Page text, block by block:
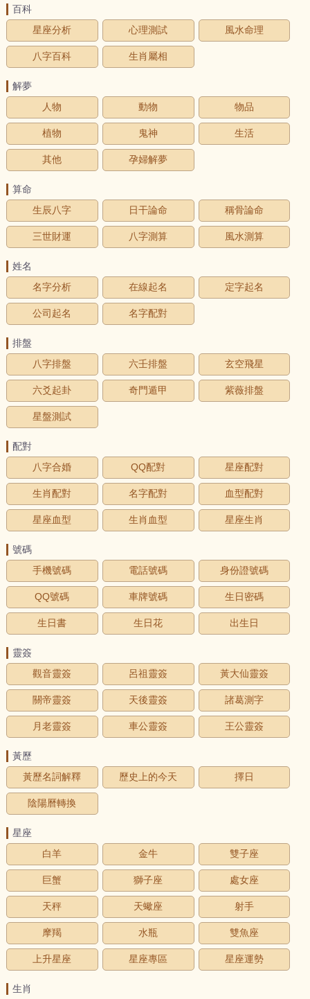
百科
星座分析
心理測試 風水命理
八字百科 生肖屬相
解夢
人物
動物 物品
植物 鬼神 生活
其他 孕婦解夢
算命
生辰八字
日干論命 稱骨論命
三世財運 八字測算 風水測算
姓名
名字分析
在線起名 定字起名
公司起名 名字配對
排盤
八字排盤
六壬排盤 玄空飛星
六爻起卦 奇門遁甲 紫薇排盤
星盤測試
配對
八字合婚
QQ配對 星座配對
生肖配對 名字配對 血型配對
星座血型 生肖血型 星座生肖
號碼
手機號碼
電話號碼 身份證號碼
QQ號碼 車牌號碼 生日密碼
生日書 生日花 出生日
靈簽
觀音靈簽
呂祖靈簽 黃大仙靈簽
關帝靈簽 天後靈簽 諸葛測字
月老靈簽 車公靈簽 王公靈簽
黃歷
黃歷名詞解釋
歷史上的今天 擇日
陰陽曆轉換
星座
白羊
金牛 雙子座
巨蟹 獅子座 處女座
天秤 天蠍座 射手
摩羯 水瓶 雙魚座
上升星座 星座專區 星座運勢
生肖